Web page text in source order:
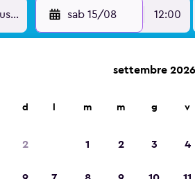
sab 15/08 12:00
d'Europa 2023
d
2
settembre 2026
m m g v
1 2 3 4